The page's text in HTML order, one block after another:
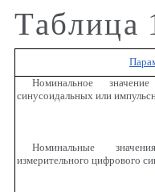
Таблица
Номинальное
синусоидальных или
Номинальные
измерительного цифрового